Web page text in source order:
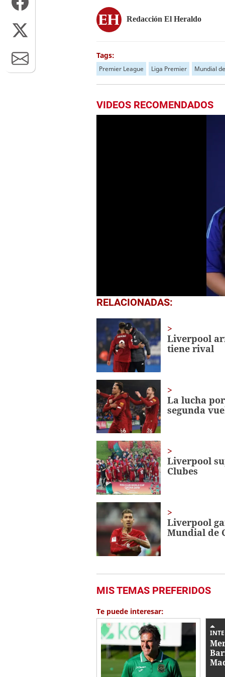
Redacción El Heraldo
Tags:
Premier League Liga Premier Mundial
VIDEOS RECOMENDADOS
0
seconds
minutes,
25
secondsVolume
0%
RELACIONADAS:
Liverpool
tiene rival
La lucha
segunda
Liverpool
Clubes
Liverpool
Mundial de
MIS TEMAS PREFERIDOS
Te puede interesar: